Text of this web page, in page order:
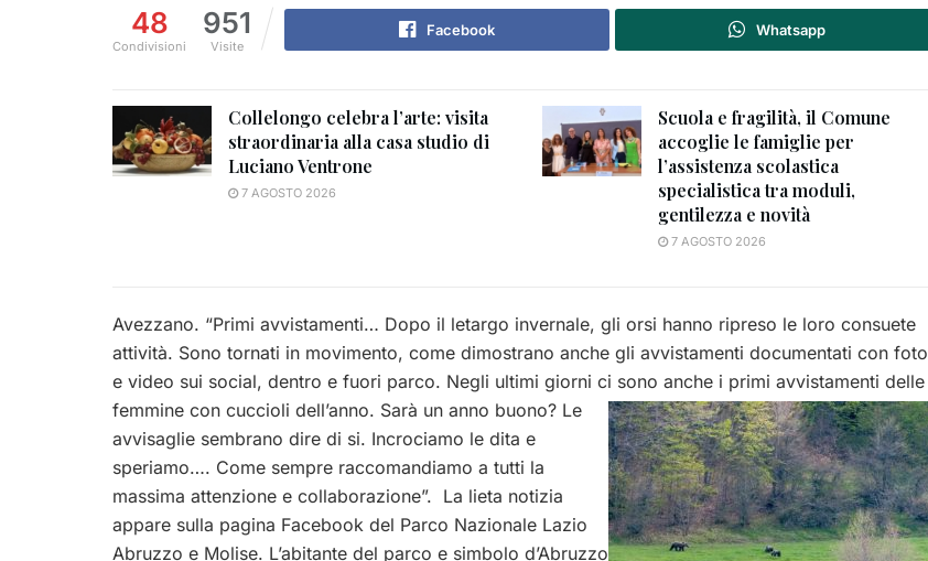
48
Condivisioni
951
Visite
Facebook Whatsapp
Collelongo celebra l’arte: visita
straordinaria alla casa studio di
Luciano Ventrone
7 AGOSTO 2026
Scuola e fragilità, il Comune
accoglie le famiglie per
l’assistenza scolastica
specialistica tra moduli,
gentilezza e novità
7 AGOSTO 2026
Avezzano. “Primi avvistamenti… Dopo il letargo invernale, gli orsi hanno ripreso le loro consuete
attività. Sono tornati in movimento, come dimostrano anche gli avvistamenti documentati con foto
e video sui social, dentro e fuori parco. Negli ultimi giorni ci sono anche i primi avvistamenti delle
femmine con cuccioli dell’anno. Sarà un anno buono? Le
avvisaglie sembrano dire di si. Incrociamo le dita e
speriamo…. Come sempre raccomandiamo a tutti la
massima attenzione e collaborazione”. La lieta notizia
appare sulla pagina Facebook del Parco Nazionale Lazio
Abruzzo e Molise. L’abitante del parco e simbolo d’Abruzzo